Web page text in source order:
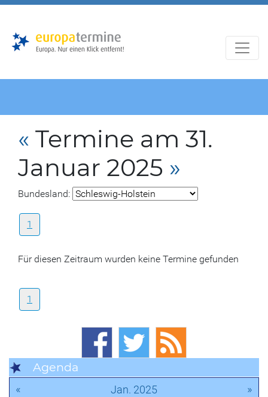
« Termine am 31.
Januar 2025 »
Bundesland:
1
Für diesen Zeitraum wurden keine Termine gefunden
1
Agenda
« Jan. 2025 »